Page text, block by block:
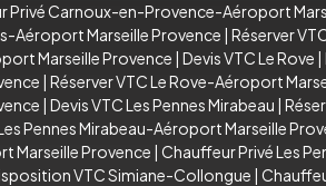
Privé Carnoux-en-Provence-Aéroport
Aéroport Marseille Provence | Réserver
Marseille Provence | Devis VTC Le Rove |
| Réserver VTC Le Rove-Aéroport
| Devis VTC Les Pennes Mirabeau |
Pennes Mirabeau-Aéroport Marseille
Marseille Provence | Chauffeur Privé Les
VTC Simiane-Collongue |